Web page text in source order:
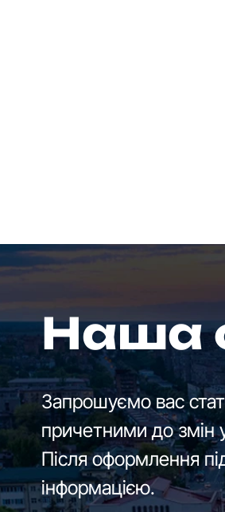
Наша
Запрошуємо вас
причетними до змін
Після оформлення
інформацією.